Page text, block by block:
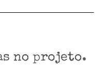
no projeto.